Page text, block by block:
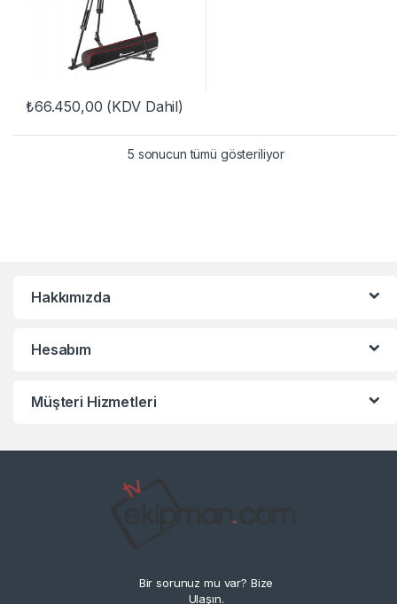
₺66.450,00 (KDV Dahil)
5 sonucun tümü gösteriliyor
Hakkımızda
Hesabım
Müşteri Hizmetleri
Bir sorunuz mu var? Bize
Ulaşın.